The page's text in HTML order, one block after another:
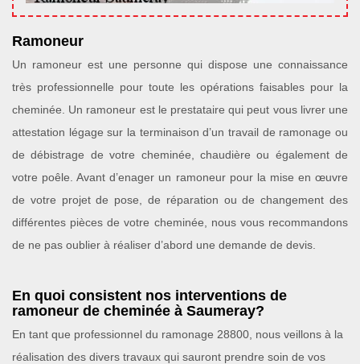
Ramoneur
Un ramoneur est une personne qui dispose une connaissance
très professionnelle pour toute les opérations faisables pour la
cheminée. Un ramoneur est le prestataire qui peut vous livrer une
attestation légage sur la terminaison d’un travail de ramonage ou
de débistrage de votre cheminée, chaudière ou également de
votre poêle. Avant d’enager un ramoneur pour la mise en œuvre
de votre projet de pose, de réparation ou de changement des
différentes pièces de votre cheminée, nous vous recommandons
de ne pas oublier à réaliser d’abord une demande de devis.
En quoi consistent nos interventions de
ramoneur de cheminée à Saumeray?
En tant que professionnel du ramonage 28800, nous veillons à la
réalisation des divers travaux qui sauront prendre soin de vos